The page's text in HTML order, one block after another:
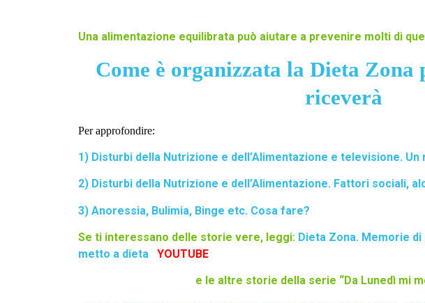
Una alimentazione equilibrata può aiutare a prevenire molti di
Come è organizzata la Dieta Zona
riceverà
Per approfondire:
1) Disturbi della Nutrizione e dell’Alimentazione e televisione.
2) Disturbi della Nutrizione e dell’Alimentazione. Fattori sociali,
3) Anoressia, Bulimia, Binge etc. Cosa fare?
Se ti interessano delle storie vere, leggi: Dieta Zona. Memorie
metto a dieta
YOUTUBE
e le altre storie della serie “Da Lunedì mi